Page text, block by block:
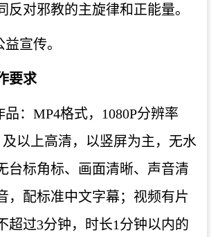
反对邪教的主旋律和正能量。
宣传。
要求
： MP4格式， 1080P分辨率
及以上高清，以竖屏为主，无水
台标角标、画面清晰、声音清
，配标准中文字幕；视频有片
超过3分钟，时长1分钟以内的